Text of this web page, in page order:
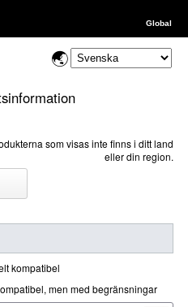
Global
som visas inte finns i ditt land
eller din region.
kompatibel
men med begränsningar